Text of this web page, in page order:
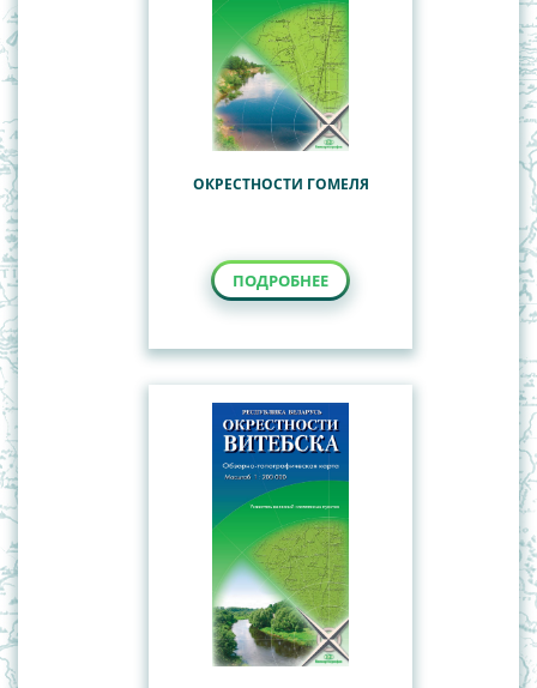
ОКРЕСТНОСТИ ГОМЕЛЯ
ПОДРОБНЕЕ